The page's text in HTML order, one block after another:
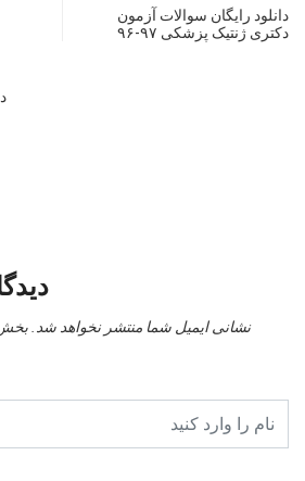
دانلود رايگان سوالات آزمون
دكتری ژنتیک پزشکی ۹۷-۹۶
نشانی ایمیل شما منتشر نخواهد شد.